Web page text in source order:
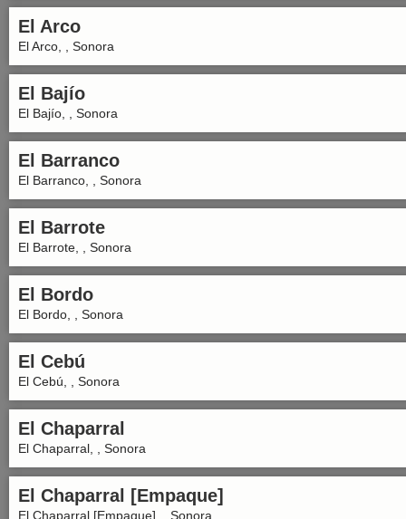
El Arco
El Arco, , Sonora
El Bajío
El Bajío, , Sonora
El Barranco
El Barranco, , Sonora
El Barrote
El Barrote, , Sonora
El Bordo
El Bordo, , Sonora
El Cebú
El Cebú, , Sonora
El Chaparral
El Chaparral, , Sonora
El Chaparral [Empaque]
El Chaparral [Empaque], , Sonora